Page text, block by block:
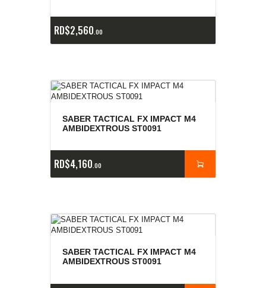
RD$2,560 00
SABER TACTICAL FX IMPACT M4
AMBIDEXTROUS ST0091
RD$4,160 00
SABER TACTICAL FX IMPACT M4
AMBIDEXTROUS ST0091